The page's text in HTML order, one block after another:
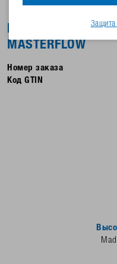
Брызговик д.
MASTERFLOW
Номер заказа
Код GTIN
Защита